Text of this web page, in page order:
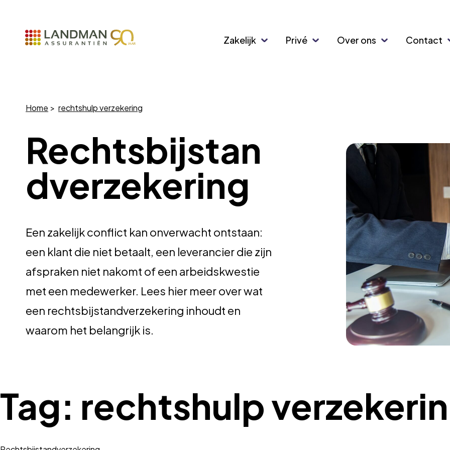
Zakelijk Privé Over ons Contact
Home rechtshulp verzekering
Rechtsbijstan
dverzekering
Een zakelijk conflict kan onverwacht ontstaan:
een klant die niet betaalt, een leverancier die zijn
afspraken niet nakomt of een arbeidskwestie
met een medewerker. Lees hier meer over wat
een rechtsbijstandverzekering inhoudt en
waarom het belangrijk is.
Tag: rechtshulp